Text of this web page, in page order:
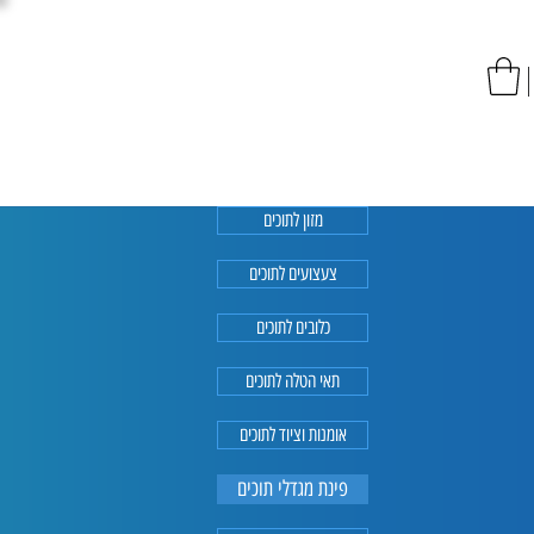
מזון לתוכים
צעצועים לתוכים
כלובים לתוכים
תאי הטלה לתוכים
אומנות וציוד לתוכים
פינת מגדלי תוכים